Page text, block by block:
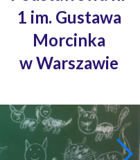
1 im. Gustawa
Morcinka
w Warszawie